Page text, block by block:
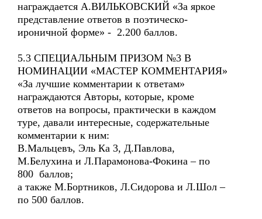
награждается А.ВИЛЬКОВСКИЙ «За яркое
представление ответов в поэтическо-
ироничной форме» - 2.200 баллов.
5.3 СПЕЦИАЛЬНЫМ ПРИЗОМ №3 В
НОМИНАЦИИ «МАСТЕР КОММЕНТАРИЯ»
«За лучшие комментарии к ответам»
награждаются Авторы, которые, кроме
ответов на вопросы, практически в каждом
туре, давали интересные, содержательные
комментарии к ним:
В.Мальцевъ, Эль Ка 3, Д.Павлова,
М.Белухина и Л.Парамонова-Фокина – по
800 баллов;
а также М.Бортников, Л.Сидорова и Л.Шол –
по 500 баллов.